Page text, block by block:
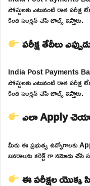
పోస్టులకు ఎటువంటి రాత
కింద సెలక్షన్ చేసి జాబ్స్ ఇస్తారు.
పరీక్ష తేదీలు
India Post Payments
పోస్టులకు ఎటువంటి రాత
కింద సెలక్షన్ చేసి జాబ్స్ ఇస్తారు.
ఎలా Apply
మీరు ఈ ప్రభుత్వ ఉద్యోగాలకు
వివరాలను కరెక్ట్ గా నమోదు చేసి
ఈ పరీక్షల యొక్క